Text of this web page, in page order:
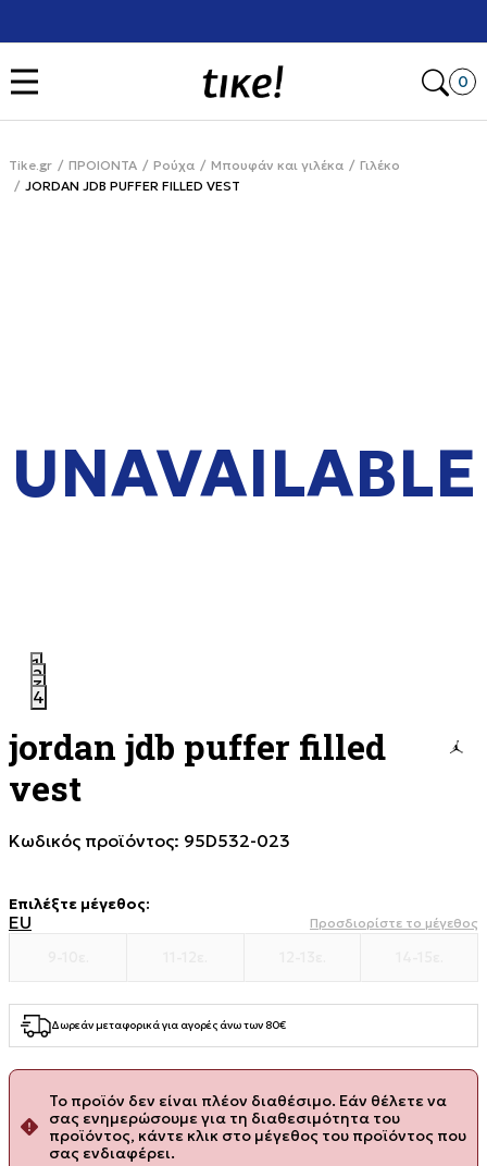
0
Tike.gr ΠΡΟΙΟΝΤΑ Ρούχα Μπουφάν και γιλέκα
Γιλέκο
JORDAN JDB PUFFER FILLED VEST
1
2
3
4
UNAVAILABLE
jordan jdb puffer filled
vest
Κωδικός προϊόντος: 95D532-023
Επιλέξτε μέγεθος:
EU Προσδιορίστε το μέγεθος
Δωρεάν μεταφορικά για αγορές άνω των 80€
Το προϊόν δεν είναι πλέον διαθέσιμο. Εάν θέλετε να
σας ενημερώσουμε για τη διαθεσιμότητα του
προϊόντος, κάντε κλικ στο μέγεθος του προϊόντος που
σας ενδιαφέρει.